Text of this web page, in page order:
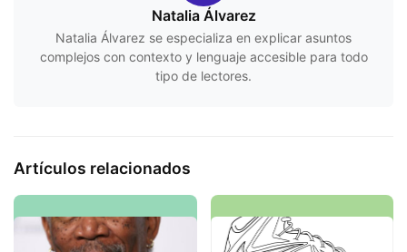
Natalia Álvarez
Natalia Álvarez se especializa en explicar asuntos
complejos con contexto y lenguaje accesible para todo
tipo de lectores.
Artículos relacionados